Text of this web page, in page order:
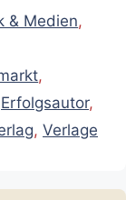
& Medien,
,
Erfolgsautor,
, Verlage